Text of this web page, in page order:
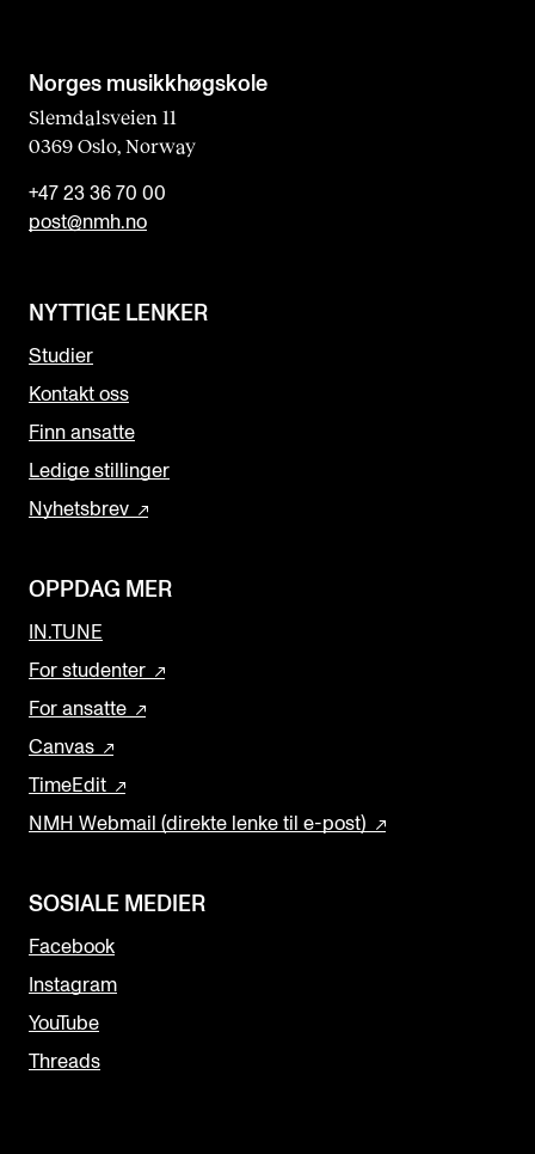
Norges musikk­høgskole
Slemdalsveien 11
0369 Oslo, Norway
+47 23 36 70 00
post@nmh.no
NYTTIGE LENKER
Studier
Kontakt oss
Finn ansatte
Ledige stillinger
Nyhetsbrev
OPPDAG MER
IN.TUNE
For studenter
For ansatte
Canvas
TimeEdit
NMH Webmail (direkte lenke til e-post)
SOSIALE MEDIER
Facebook
Instagram
YouTube
Threads